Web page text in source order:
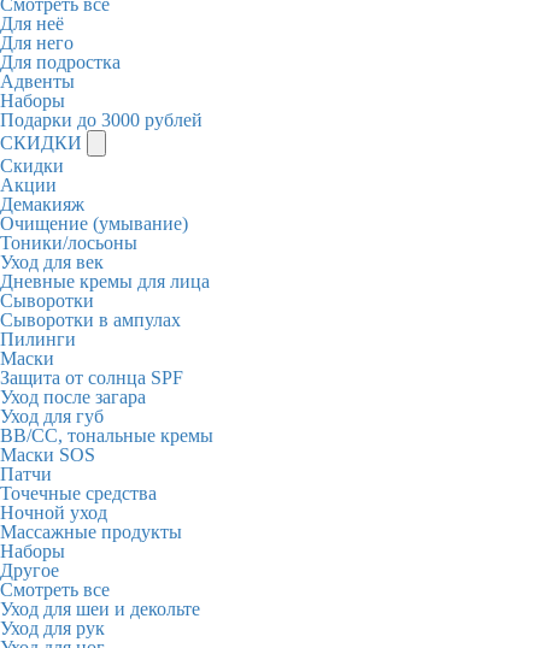
Смотреть все
Для неё
Для него
Для подростка
Адвенты
Наборы
Подарки до 3000 рублей
СКИДКИ
Скидки
Акции
Демакияж
Очищение (умывание)
Тоники/лосьоны
Уход для век
Дневные кремы для лица
Сыворотки
Сыворотки в ампулах
Пилинги
Маски
Защита от солнца SPF
Уход после загара
Уход для губ
BB/CC, тональные кремы
Маски SOS
Патчи
Точечные средства
Ночной уход
Массажные продукты
Наборы
Другое
Смотреть все
Уход для шеи и декольте
Уход для рук